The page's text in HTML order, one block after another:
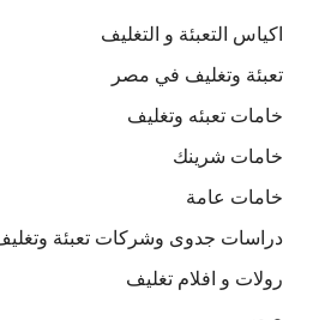
اكياس التعبئة و التغليف
تعبئة وتغليف في مصر
خامات تعبئه وتغليف
خامات شرينك
خامات عامة
دراسات جدوى وشركات تعبئة وتغليف
رولات و افلام تغليف